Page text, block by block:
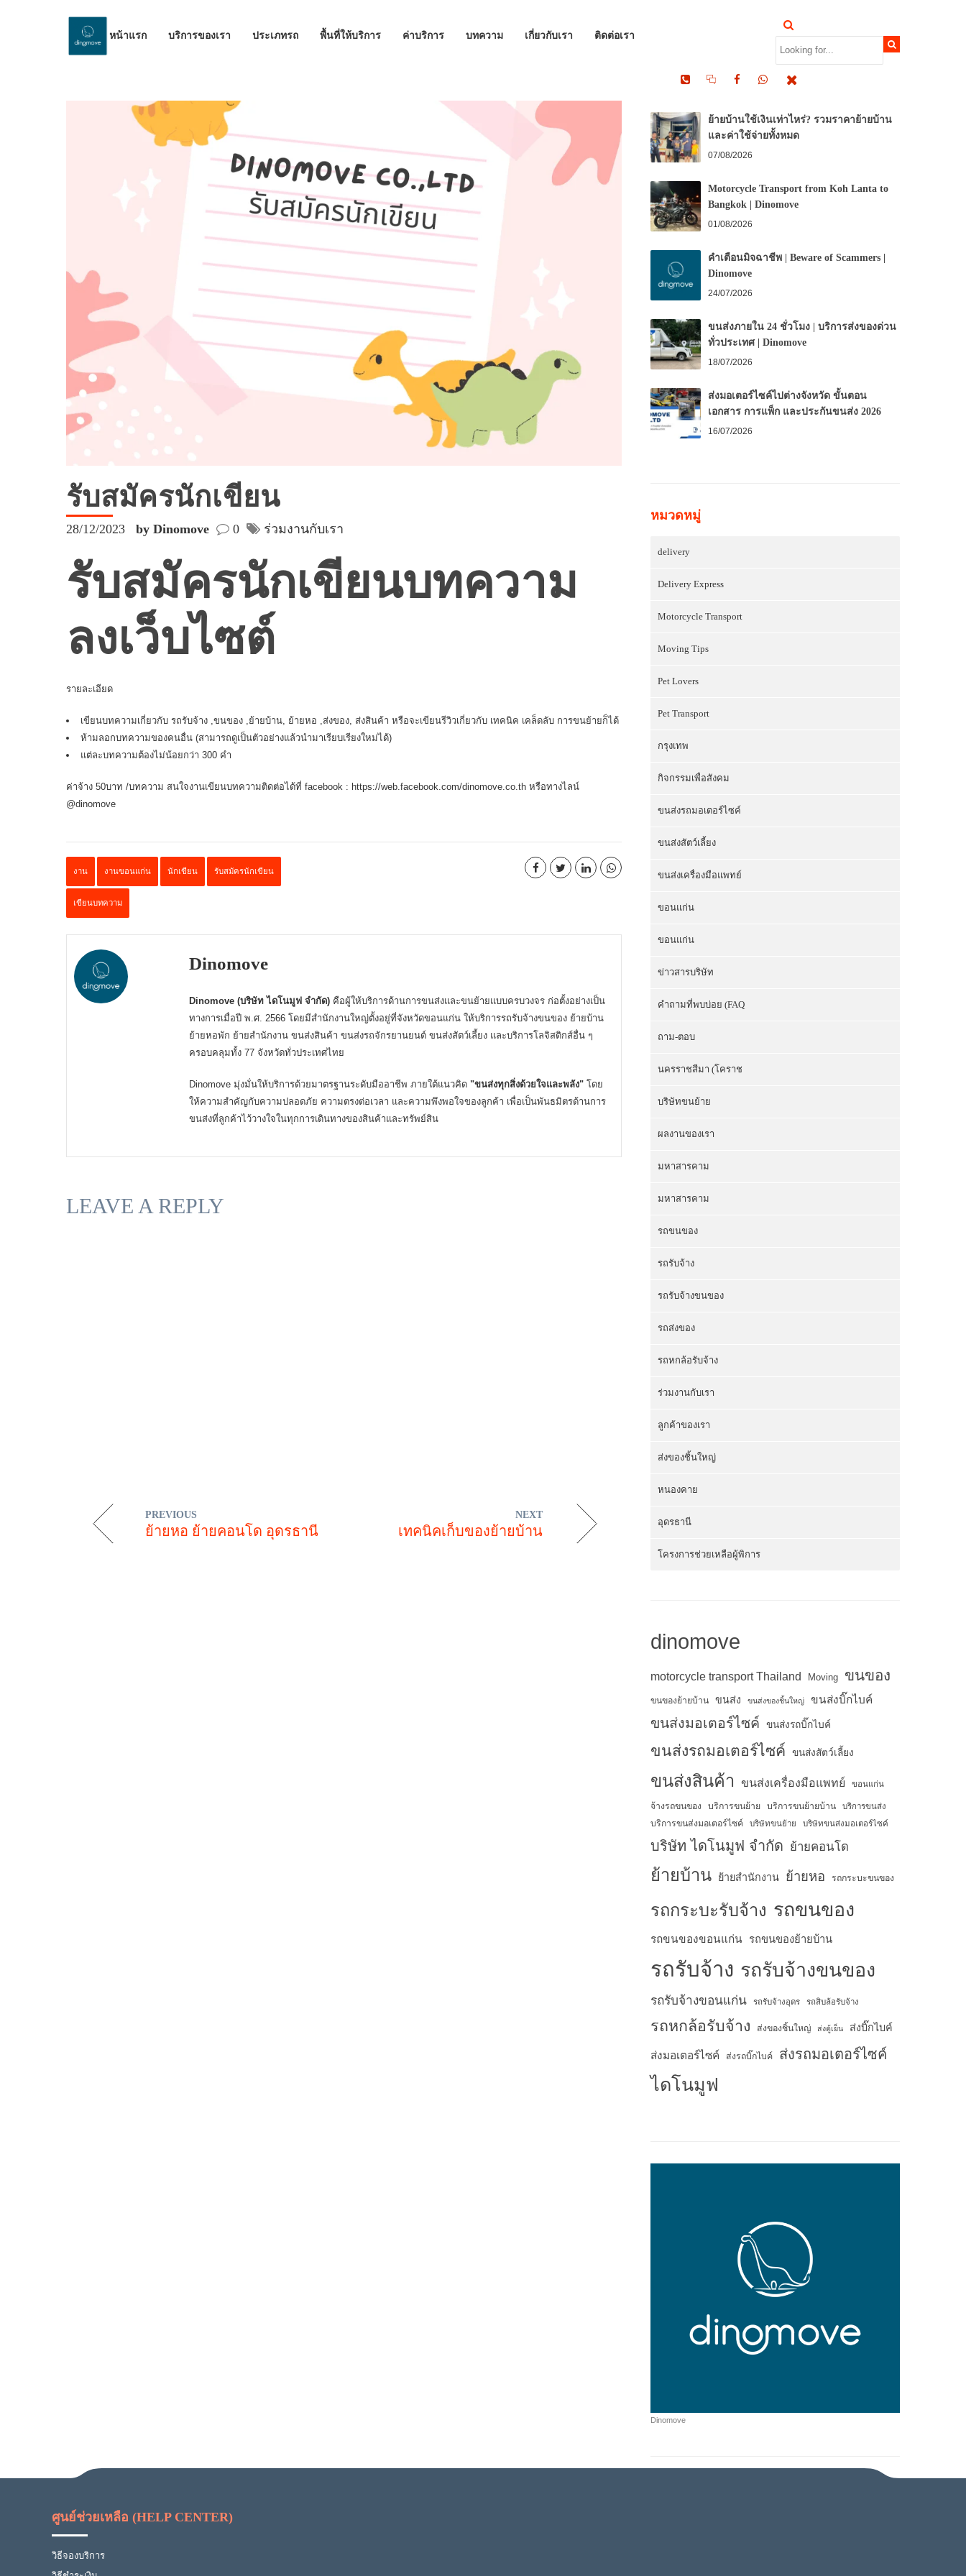
หน้าแรก บริการของเรา ประเภทรถ พื้นที่ให้บริการ ค่าบริการ บทความ เกี่ยวกับเรา ติดต่อเรา
รับสมัครนักเขียน
28/12/2023 by Dinomove 0 ร่วมงานกับเรา
รับสมัครนักเขียนบทความ
ลงเว็บไซต์
รายละเอียด
เขียนบทความเกี่ยวกับ รถรับจ้าง ,ขนของ ,ย้ายบ้าน, ย้ายหอ ,ส่งของ, ส่งสินค้า หรือจะเขียนรีวิวเกี่ยวกับ เทคนิค เคล็ดลับ การขนย้ายก็ได้
ห้ามลอกบทความของคนอื่น (สามารถดูเป็นตัวอย่างแล้วนำมาเรียบเรียงใหม่ได้)
แต่ละบทความต้องไม่น้อยกว่า 300 คำ
ค่าจ้าง 50บาท /บทความ สนใจงานเขียนบทความติดต่อได้ที่ facebook : https://web.facebook.com/dinomove.co.th หรือทางไลน์
@dinomove
งาน งานขอนแก่น นักเขียน รับสมัครนักเขียน
เขียนบทความ
Dinomove
Dinomove (บริษัท ไดโนมูฟ จำกัด) คือผู้ให้บริการด้านการขนส่งและขนย้ายแบบครบวงจร ก่อตั้งอย่างเป็น
ทางการเมื่อปี พ.ศ. 2566 โดยมีสำนักงานใหญ่ตั้งอยู่ที่จังหวัดขอนแก่น ให้บริการรถรับจ้างขนของ ย้ายบ้าน
ย้ายหอพัก ย้ายสำนักงาน ขนส่งสินค้า ขนส่งรถจักรยานยนต์ ขนส่งสัตว์เลี้ยง และบริการโลจิสติกส์อื่น ๆ
ครอบคลุมทั้ง 77 จังหวัดทั่วประเทศไทย
Dinomove มุ่งมั่นให้บริการด้วยมาตรฐานระดับมืออาชีพ ภายใต้แนวคิด "ขนส่งทุกสิ่งด้วยใจและพลัง" โดย
ให้ความสำคัญกับความปลอดภัย ความตรงต่อเวลา และความพึงพอใจของลูกค้า เพื่อเป็นพันธมิตรด้านการ
ขนส่งที่ลูกค้าไว้วางใจในทุกการเดินทางของสินค้าและทรัพย์สิน
LEAVE A REPLY
PREVIOUS
ย้ายหอ ย้ายคอนโด อุดรธานี
NEXT
เทคนิคเก็บของย้ายบ้าน
RECENT POSTS
ย้ายบ้านใช้เงินเท่าไหร่? รวมราคาย้ายบ้าน
และค่าใช้จ่ายทั้งหมด
07/08/2026
Motorcycle Transport from Koh Lanta to
Bangkok | Dinomove
01/08/2026
คำเตือนมิจฉาชีพ | Beware of Scammers |
Dinomove
24/07/2026
ขนส่งภายใน 24 ชั่วโมง | บริการส่งของด่วน
ทั่วประเทศ | Dinomove
18/07/2026
ส่งมอเตอร์ไซค์ไปต่างจังหวัด ขั้นตอน
เอกสาร การแพ็ก และประกันขนส่ง 2026
16/07/2026
หมวดหมู่
delivery
Delivery Express
Motorcycle Transport
Moving Tips
Pet Lovers
Pet Transport
กรุงเทพ
กิจกรรมเพื่อสังคม
ขนส่งรถมอเตอร์ไซค์
ขนส่งสัตว์เลี้ยง
ขนส่งเครื่องมือแพทย์
ขอนแก่น
ขอนแก่น
ข่าวสารบริษัท
คำถามที่พบบ่อย (FAQ
ถาม-ตอบ
นครราชสีมา (โคราช
บริษัทขนย้าย
ผลงานของเรา
มหาสารคาม
มหาสารคาม
รถขนของ
รถรับจ้าง
รถรับจ้างขนของ
รถส่งของ
รถหกล้อรับจ้าง
ร่วมงานกับเรา
ลูกค้าของเรา
ส่งของชิ้นใหญ่
หนองคาย
อุดรธานี
โครงการช่วยเหลือผู้พิการ
dinomove
motorcycle transport Thailand Moving ขนของ
ขนของย้ายบ้าน ขนส่ง ขนส่งของชิ้นใหญ่ ขนส่งบิ๊กไบค์
ขนส่งมอเตอร์ไซค์ ขนส่งรถบิ๊กไบค์
ขนส่งรถมอเตอร์ไซค์ ขนส่งสัตว์เลี้ยง
ขนส่งสินค้า ขนส่งเครื่องมือแพทย์ ขอนแก่น
จ้างรถขนของ บริการขนย้าย บริการขนย้ายบ้าน บริการขนส่ง
บริการขนส่งมอเตอร์ไซค์ บริษัทขนย้าย บริษัทขนส่งมอเตอร์ไซค์
บริษัท ไดโนมูฟ จำกัด ย้ายคอนโด
ย้ายบ้าน ย้ายสำนักงาน ย้ายหอ รถกระบะขนของ
รถกระบะรับจ้าง รถขนของ
รถขนของขอนแก่น รถขนของย้ายบ้าน
รถรับจ้าง รถรับจ้างขนของ
รถรับจ้างขอนแก่น รถรับจ้างอุดร รถสิบล้อรับจ้าง
รถหกล้อรับจ้าง ส่งของชิ้นใหญ่ ส่งตู้เย็น ส่งบิ๊กไบค์
ส่งมอเตอร์ไซค์ ส่งรถบิ๊กไบค์ ส่งรถมอเตอร์ไซค์
ไดโนมูฟ
Dinomove
ศูนย์ช่วยเหลือ (HELP CENTER)
วิธีจองบริการ